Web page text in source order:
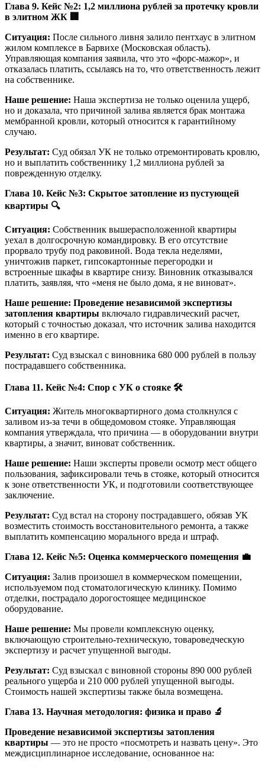
Глава 9. Кейс №2: 1,2 миллиона рублей за протечку кровли
в элитном ЖК 🏢
Ситуация: После сильного ливня залило пентхаус в элитном
жилом комплексе в Барвихе (Московская область).
Управляющая компания заявила, что это «форс-мажор», и
отказалась платить, ссылаясь на то, что ответственность лежит
на собственнике.
Наше решение: Наша экспертиза не только оценила ущерб,
но и доказала, что причиной залива является брак монтажа
мембранной кровли, который относится к гарантийному
случаю.
Результат: Суд обязал УК не только отремонтировать кровлю,
но и выплатить собственнику 1,2 миллиона рублей за
поврежденную отделку.
Глава 10. Кейс №3: Скрытое затопление из пустующей
квартиры 🔍
Ситуация: Собственник вышерасположенной квартиры
уехал в долгосрочную командировку. В его отсутствие
прорвало трубу под раковиной. Вода текла неделями,
уничтожив паркет, гипсокартонные перегородки и
встроенные шкафы в квартире снизу. Виновник отказывался
платить, заявляя, что «меня не было дома, я не виноват».
Наше решение: Проведение независимой экспертизы
затопления квартиры включало гидравлический расчет,
который с точностью доказал, что источник залива находится
именно в его квартире.
Результат: Суд взыскал с виновника 680 000 рублей в пользу
пострадавшего собственника.
Глава 11. Кейс №4: Спор с УК о стояке 🛠
Ситуация: Житель многоквартирного дома столкнулся с
заливом из-за течи в общедомовом стояке. Управляющая
компания утверждала, что причина — в оборудовании внутри
квартиры, а значит, виноват собственник.
Наше решение: Наши эксперты провели осмотр мест общего
пользования, зафиксировали течь в стояке, который относится
к зоне ответственности УК, и подготовили соответствующее
заключение.
Результат: Суд встал на сторону пострадавшего, обязав УК
возместить стоимость восстановительного ремонта, а также
выплатить компенсацию морального вреда и штраф.
Глава 12. Кейс №5: Оценка коммерческого помещения 💼
Ситуация: Залив произошел в коммерческом помещении,
используемом под стоматологическую клинику. Помимо
отделки, пострадало дорогостоящее медицинское
оборудование.
Наше решение: Мы провели комплексную оценку,
включающую строительно-техническую, товароведческую
экспертизу и расчет упущенной выгоды.
Результат: Суд взыскал с виновной стороны 890 000 рублей
реального ущерба и 210 000 рублей упущенной выгоды.
Стоимость нашей экспертизы также была возмещена.
Глава 13. Научная методология: физика и право 🔬
Проведение независимой экспертизы затопления
квартиры — это не просто «посмотреть и назвать цену». Это
междисциплинарное исследование, основанное на: